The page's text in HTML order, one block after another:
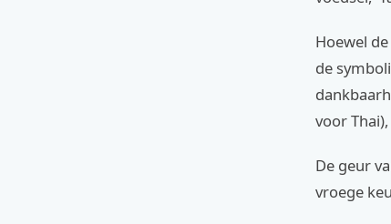
Hoewel
de
voor
De geur
vroege